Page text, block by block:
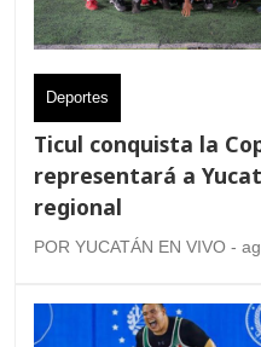
Deportes
Ticul conquista la
representará a
regional
POR YUCATÁN EN VIVO -